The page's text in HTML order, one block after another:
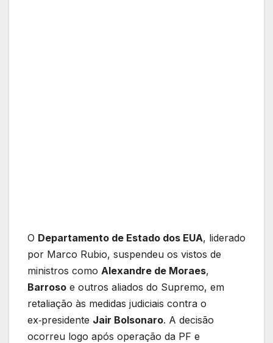
O Departamento de Estado dos EUA, liderado
por Marco Rubio, suspendeu os vistos de
ministros como Alexandre de Moraes,
Barroso e outros aliados do Supremo, em
retaliação às medidas judiciais contra o
ex‑presidente Jair Bolsonaro. A decisão
ocorreu logo após operação da PF e